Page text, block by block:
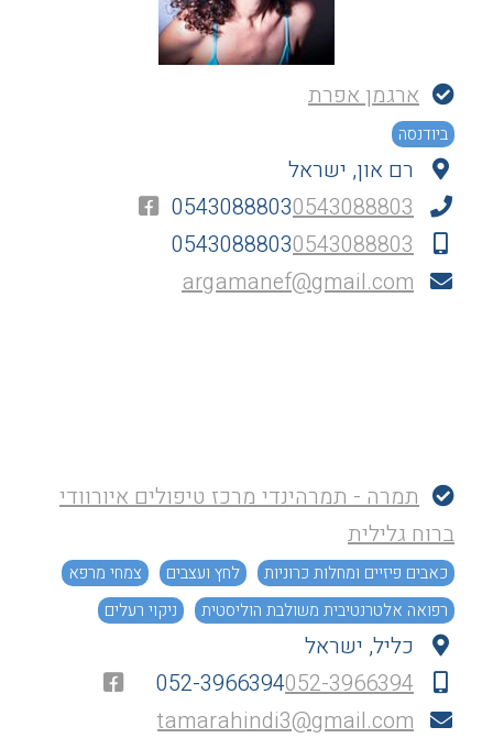
ארגמן אפרת
ביודנסה
רם און, ישראל
05430888030543088803
05430888030543088803
argamanef@gmail.com
תמרה - תמרהינדי מרכז טיפולים איורוודי
ברוח גלילית
כאבים פיזיים ומחלות כרוניות לחץ ועצבים
צמחי מרפא
רפואה אלטרנטיבית משולבת הוליסטית
ניקוי רעלים
כליל, ישראל
052-3966394052-3966394
tamarahindi3@gmail.com